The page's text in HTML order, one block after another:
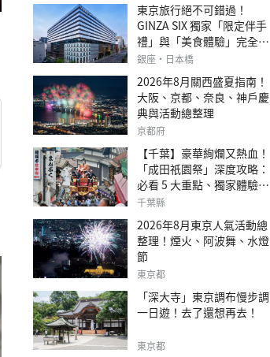
東京旅行絕不可錯過！
GINZA SIX 獨家「限定伴手
禮」與「美食體驗」完全指
南
銀座・日本橋
2026年8月關西盛夏指南！
大阪、京都、奈良、神戶慶
典與活動總整理
京都府
【千葉】豪華絢爛又熱血！
「成田祇園祭」深度攻略：
必看 5 大重點、獨家體驗指
南
千葉縣
2026年8月東京人氣活動總
整理！煙火、阿波舞、水燈
節
東京都
「深大寺」東京調布慢步調
一日遊！去了還想再去！
東京都